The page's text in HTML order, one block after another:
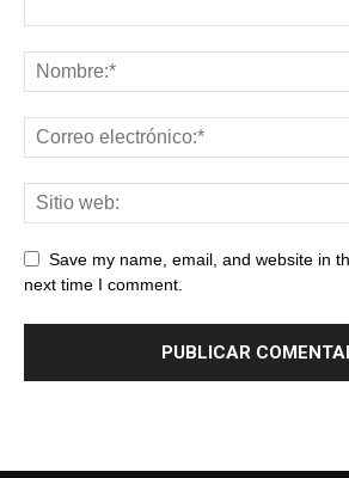
Save my name, email, and website in
next time I comment.